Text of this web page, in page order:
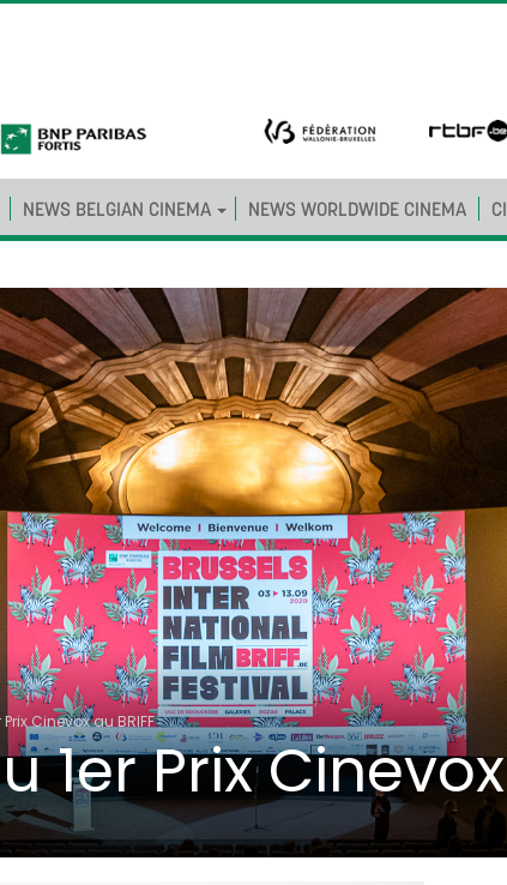
NEWS BELGIAN CINEMA NEWS WORLDWIDE CINEMA
Cinevox au BRIFF
1er Prix Cinevox